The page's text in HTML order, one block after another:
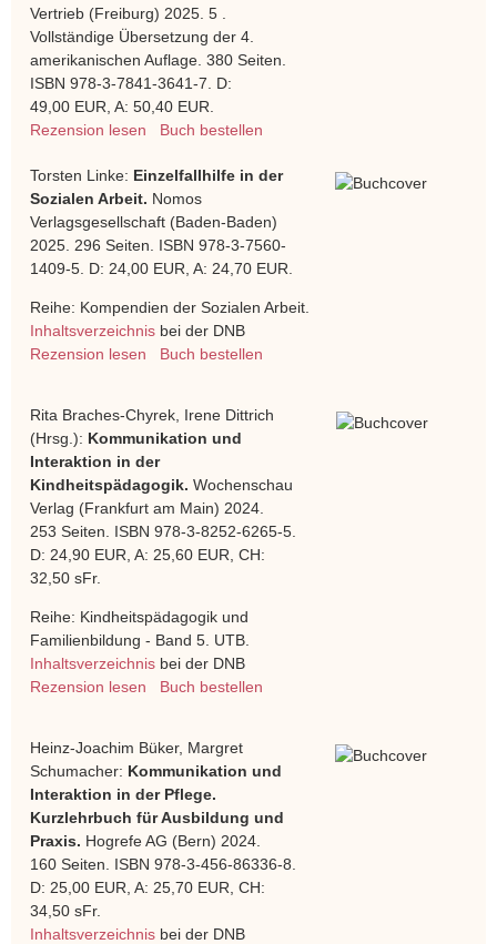
Vertrieb (Freiburg) 2025. 5 .
Vollständige Übersetzung der 4.
amerikanischen Auflage. 380 Seiten.
ISBN 978-3-7841-3641-7. D:
49,00 EUR, A: 50,40 EUR.
Rezension lesen
Buch bestellen
Torsten Linke: Einzelfallhilfe in der
Sozialen Arbeit. Nomos
Verlagsgesellschaft (Baden-Baden)
2025. 296 Seiten. ISBN 978-3-7560-
1409-5. D: 24,00 EUR, A: 24,70 EUR.
Reihe: Kompendien der Sozialen Arbeit.
Inhaltsverzeichnis bei der DNB
Rezension lesen
Buch bestellen
Rita Braches-Chyrek, Irene Dittrich
(Hrsg.): Kommunikation und
Interaktion in der
Kindheitspädagogik. Wochenschau
Verlag (Frankfurt am Main) 2024.
253 Seiten. ISBN 978-3-8252-6265-5.
D: 24,90 EUR, A: 25,60 EUR, CH:
32,50 sFr.
Reihe: Kindheitspädagogik und
Familienbildung - Band 5. UTB.
Inhaltsverzeichnis bei der DNB
Rezension lesen
Buch bestellen
Heinz-Joachim Büker, Margret
Schumacher: Kommunikation und
Interaktion in der Pflege.
Kurzlehrbuch für Ausbildung und
Praxis. Hogrefe AG (Bern) 2024.
160 Seiten. ISBN 978-3-456-86336-8.
D: 25,00 EUR, A: 25,70 EUR, CH:
34,50 sFr.
Inhaltsverzeichnis bei der DNB